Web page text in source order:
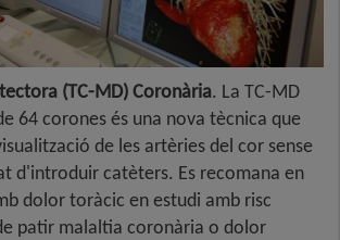
(TC-MD) Coronària. La TC-MD
64 corones és una nova tècnica que
de les artèries del cor sense
d'introduir catèters. Es recomana en
dolor toràcic en estudi amb risc
patir malaltia coronària o dolor